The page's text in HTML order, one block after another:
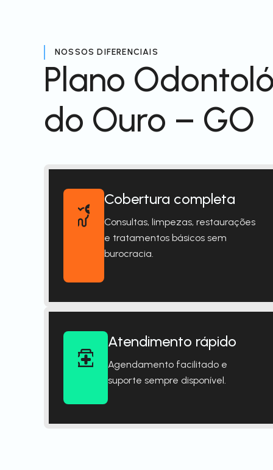
NOSSOS DIFERENCIAIS
Plano
do Ouro – GO
Cobertura completa
Consultas, limpezas, restaurações
e tratamentos básicos sem
burocracia.
Atendimento rápido
Agendamento facilitado e
suporte sempre disponível.